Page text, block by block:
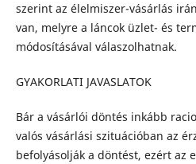
szerint az élelmiszer-vásárlás
van, melyre a láncok üzlet- és
módosításával válaszolhatnak.
GYAKORLATI JAVASLATOK
Bár a vásárlói döntés inkább
valós vásárlási szituációban az
befolyásolják a döntést, ezért az